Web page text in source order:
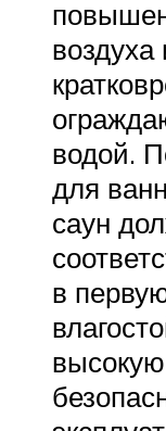
водой.
для
саун
в